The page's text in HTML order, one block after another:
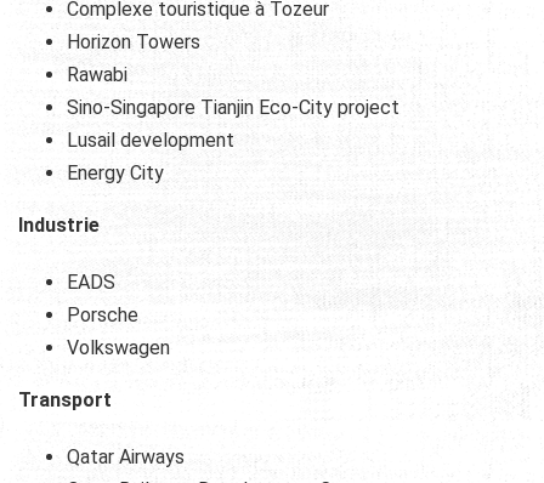
Complexe touristique à Tozeur
Horizon Towers
Rawabi
Sino-Singapore Tianjin Eco-City project
Lusail development
Energy City
Industrie
EADS
Porsche
Volkswagen
Transport
Qatar Airways